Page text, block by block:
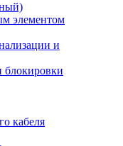
элементом
и
блокировки
кабеля